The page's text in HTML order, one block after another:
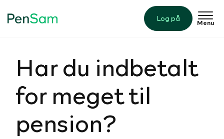
Log på Menu
Har du indbetalt
for meget til
pension?